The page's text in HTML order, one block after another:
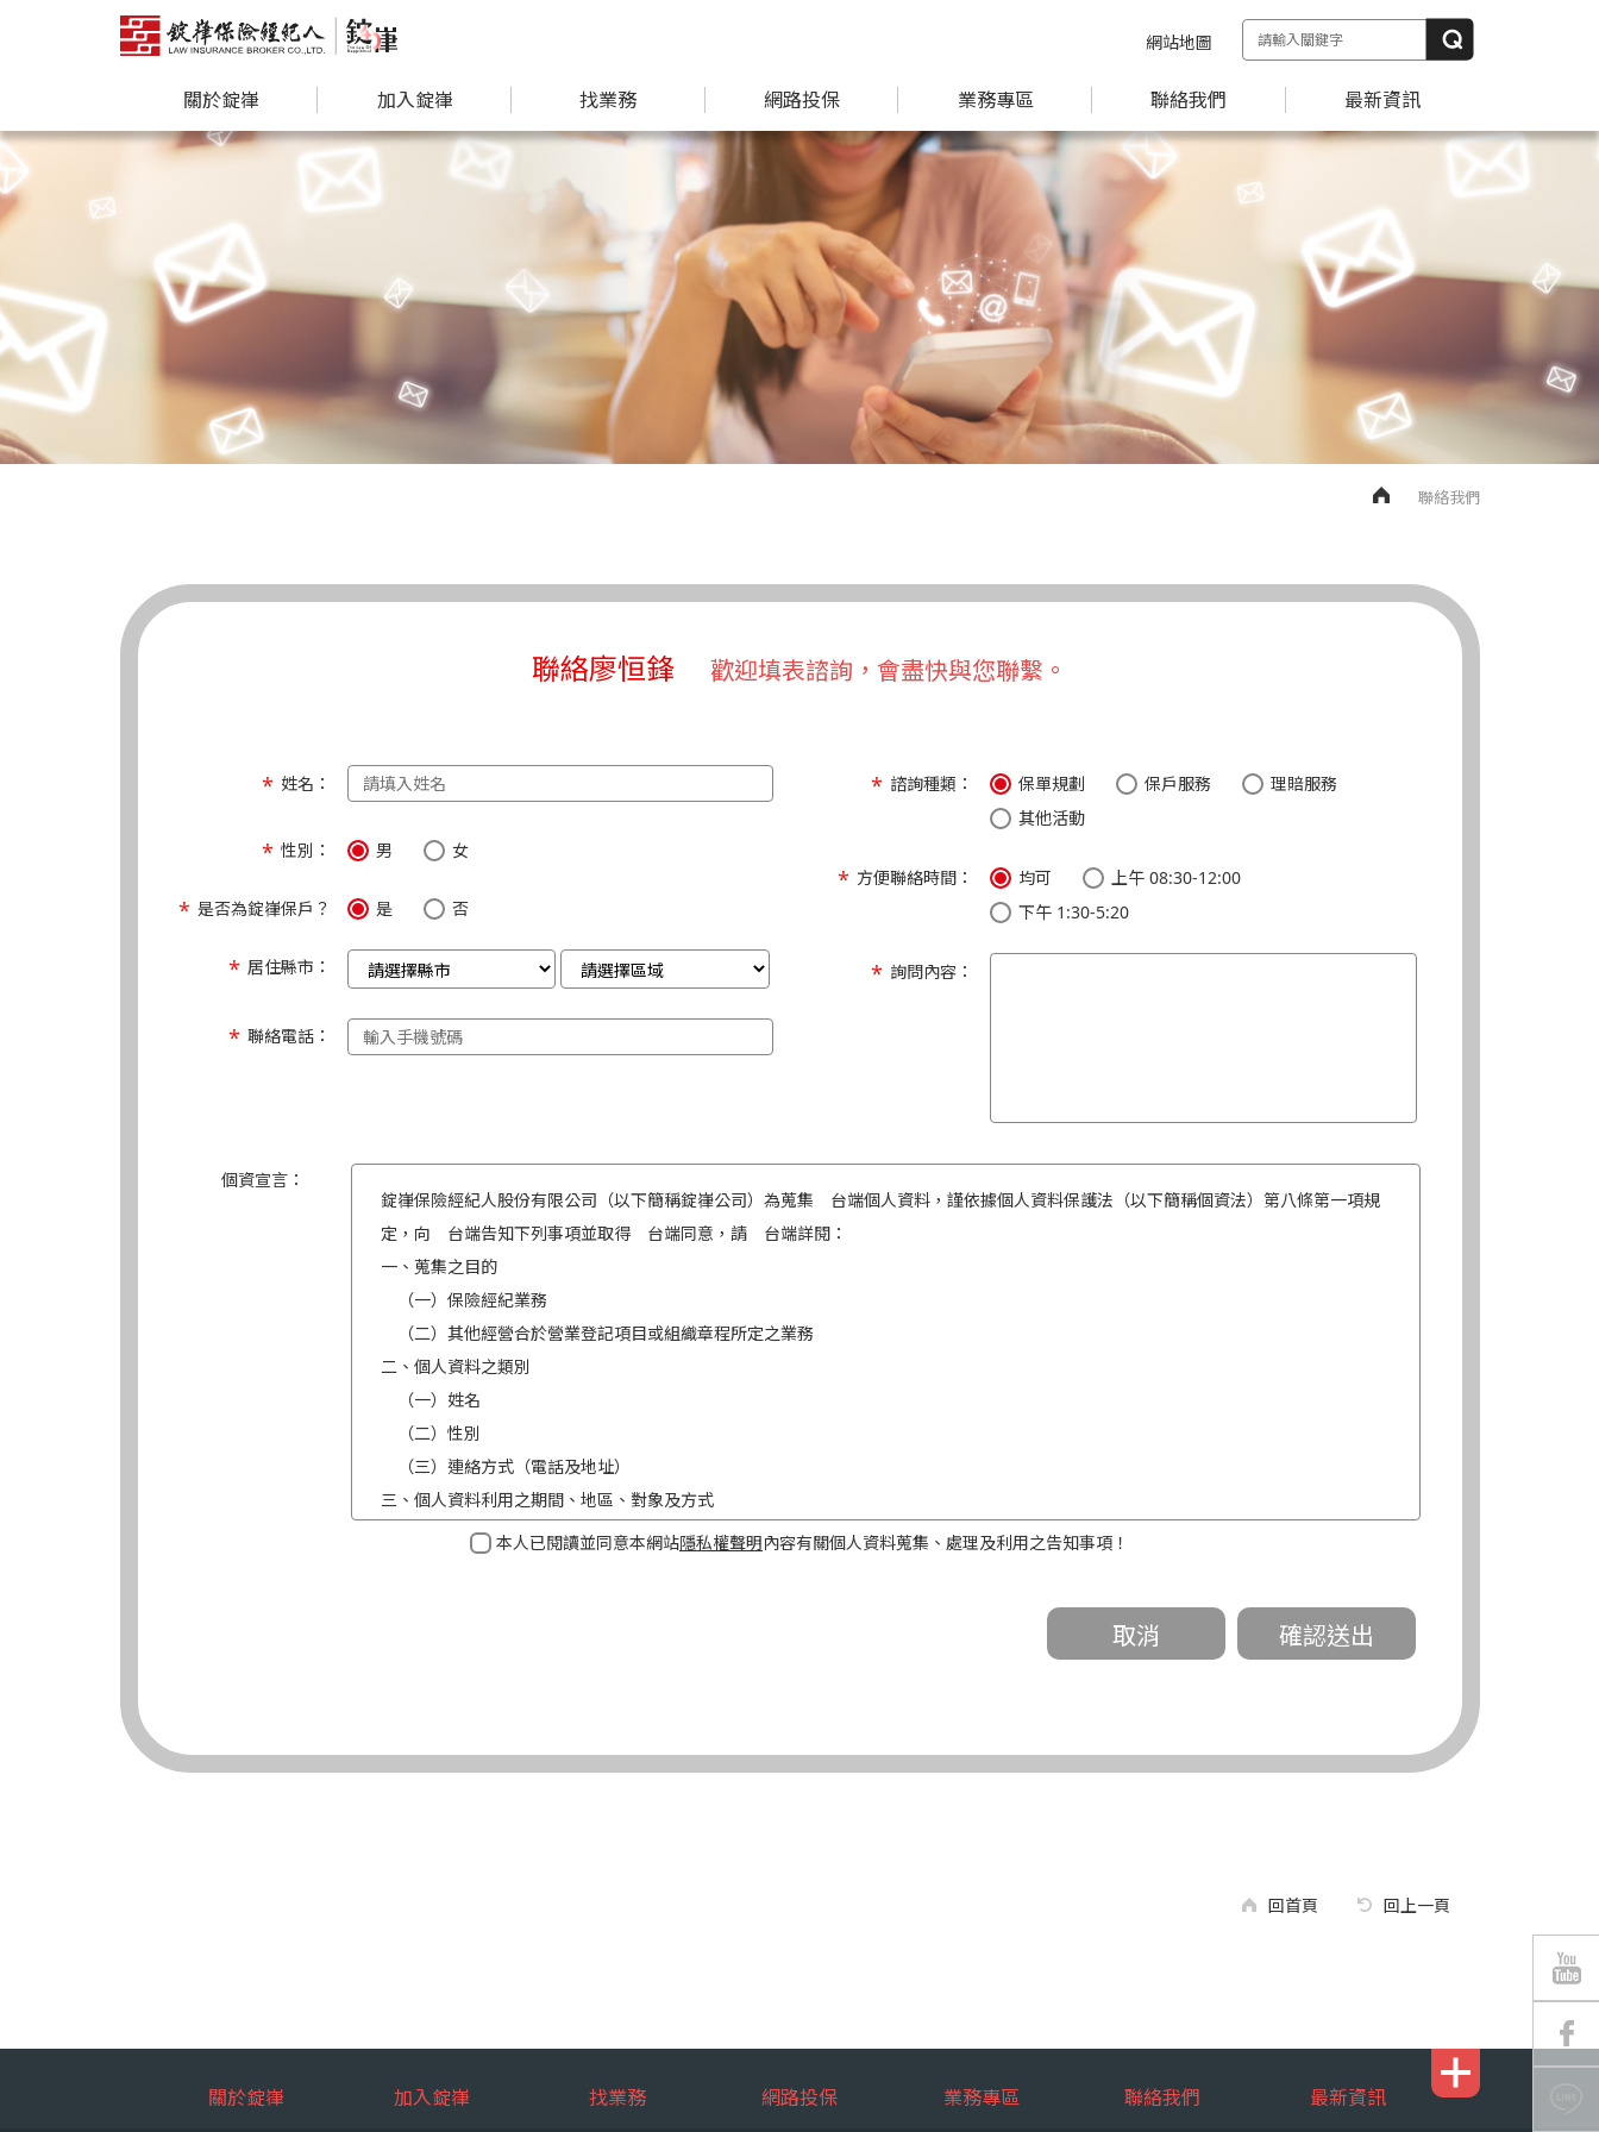
網站地圖
關於錠嵂 加入錠嵂 找業務 網路投保 業務專區 聯絡我們 最新資訊
聯絡我們
聯絡廖恒鋒 歡迎填表諮詢，會盡快與您聯繫。
姓名：
性別： 男 女
是否為錠嵂保戶？ 是 否
居住縣市：
聯絡電話：
諮詢種類： 保單規劃 保戶服務
理賠服務
其他活動
方便聯絡時間： 均可
上午 08:30-12:00
下午 1:30-5:20
詢問內容：
個資宣言：
錠嵂保險經紀人股份有限公司（以下簡稱錠嵂公司）為蒐集 台端個人資料，謹依據個人資料保護法（以下簡稱個資法）第八條第一項規
定，向 台端告知下列事項並取得 台端同意，請 台端詳閱：
一、蒐集之目的
（一）保險經紀業務
（二）其他經營合於營業登記項目或組織章程所定之業務
二、個人資料之類別
（一）姓名
（二）性別
（三）連絡方式（電話及地址）
三、個人資料利用之期間、地區、對象及方式
（一）期間：蒐集之目的存續期間及依法令規定應為保存之期間。
如：台端得自由選擇提供個人資料，惟如不提供或提供不完整時，基於蒐集目的業務之執行，錠嵂公司將有可能延後、提供未完整或
本人已閱讀並同意本網站隱私權聲明內容有關個人資料蒐集、處理及利用之告知事項！
回首頁 回上一頁
關於錠嵂 加入錠嵂 找業務 網路投保 業務專區 聯絡我們 最新資訊